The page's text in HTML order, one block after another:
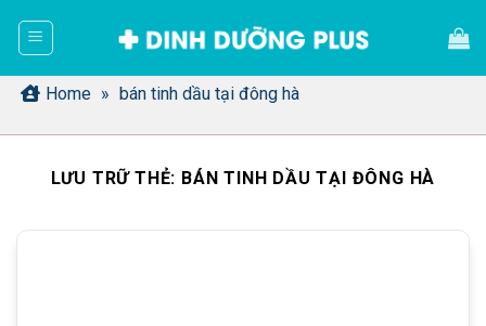
dung Home » bán tinh dầu tại đông hà
LƯU TRỮ THẺ: BÁN TINH DẦU TẠI ĐÔNG HÀ